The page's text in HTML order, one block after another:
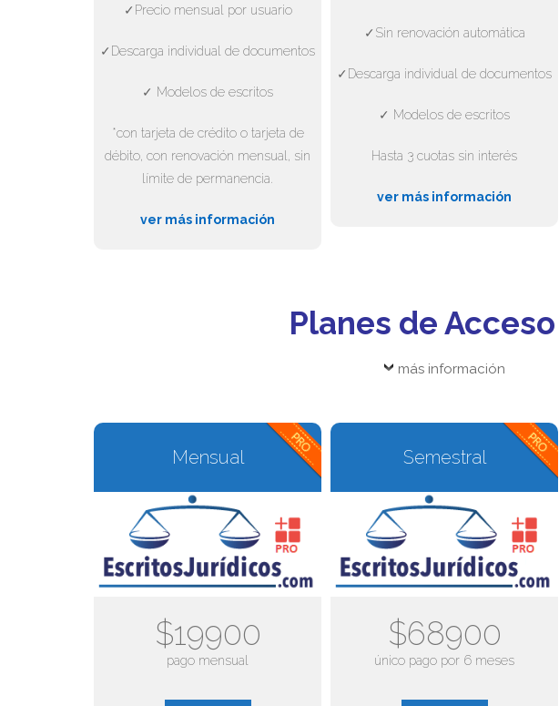
✓Precio mensual por usuario
✓Descarga individual de documentos
✓ Modelos de escritos
*con tarjeta de crédito o tarjeta de
débito, con renovación mensual, sin
límite de permanencia.
ver más información
✓Sin renovación automática
✓Descarga individual de documentos
✓ Modelos de escritos
Hasta 3 cuotas sin interés
ver más información
Planes de Acceso
más información
Mensual
$19900
pago mensual
Semestral
$68900
único pago por 6 meses